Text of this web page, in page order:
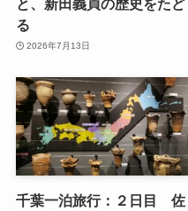
と、新田義貞の歴史をたど
る
2026年7月13日
千葉一泊旅行：２日目 佐